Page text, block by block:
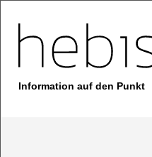
Information auf den Punkt